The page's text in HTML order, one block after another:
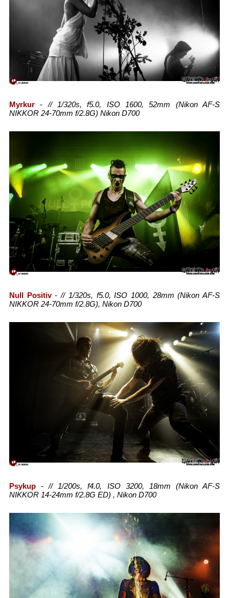
Myrkur-// 1/320s, f5.0, ISO 1600, 52mm (Nikon AF-S
NIKKOR 24-70mm f/2.8G) Nikon D700
Null Positiv-// 1/320s, f5.0, ISO 1000, 28mm (Nikon AF-S
NIKKOR 24-70mm f/2.8G), Nikon D700
Psykup-// 1/200s, f4.0, ISO 3200, 18mm (Nikon AF-S
NIKKOR 14-24mm f/2.8G ED) , Nikon D700